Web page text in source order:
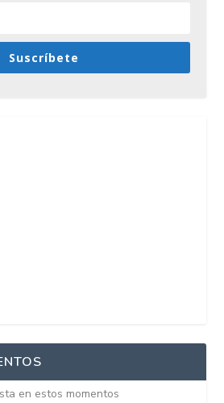
Suscríbete
en estos momentos